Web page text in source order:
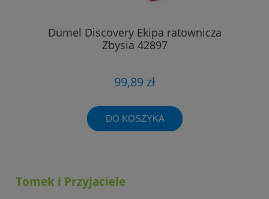
Dumel Discovery Ekipa ratownicza
Zbysia 42897
99,89 zł
DO KOSZYKA
Tomek i Przyjaciele